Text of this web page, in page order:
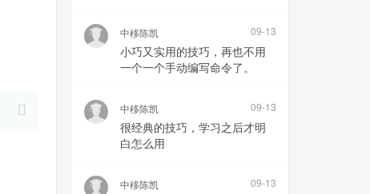
中移陈凯 09-13
小巧又实用的技巧，再也不用
一个一个手动编写命令了。
中移陈凯 09-13
很经典的技巧，学习之后才明
白怎么用
中移陈凯 09-13